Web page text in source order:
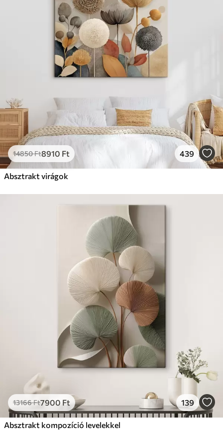
14850Ft8910 Ft 439
Absztrakt virágok
13166Ft7900 Ft 139
Absztrakt kompozíció levelekkel